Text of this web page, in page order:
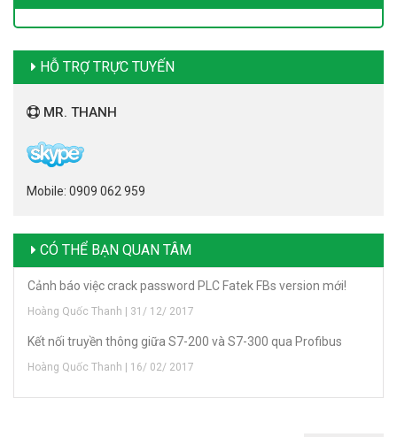
HỖ TRỢ TRỰC TUYẾN
MR. THANH
Mobile: 0909 062 959
CÓ THỂ BẠN QUAN TÂM
Cảnh báo việc crack password PLC Fatek FBs version mới!
Hoàng Quốc Thanh | 31/ 12/ 2017
Kết nối truyền thông giữa S7-200 và S7-300 qua Profibus
Hoàng Quốc Thanh | 16/ 02/ 2017